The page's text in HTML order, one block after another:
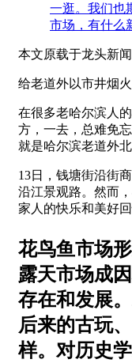
一逛。我们也
市场，有什么
本文原载于龙头新
给老道外以市井烟
在很多老哈尔滨人
方，一去，总难免
就是哈尔滨老道外
13日，钱塘街沿街
沿江景观路。然而
家人的快乐和美好
花鸟鱼市场
露天市场成
存在和发展
后来的古玩
样。对历史